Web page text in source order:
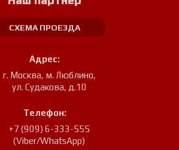
СХЕМА ПРОЕЗДА
Адрес:
г. Москва, м. Люблино,
ул. Судакова, д.10
Телефон:
+7 (909) 6-333-555
(Viber/WhatsApp)